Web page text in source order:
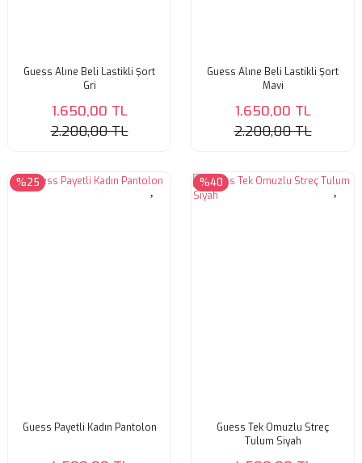
Guess Alıne Beli Lastikli Şort
Gri
1.650,00 TL
2.200,00 TL
Guess Alıne Beli Lastikli Şort
Mavi
1.650,00 TL
2.200,00 TL
%25
Guess Payetli Kadın Pantolon
%40
Guess Tek Omuzlu Streç
Tulum Siyah